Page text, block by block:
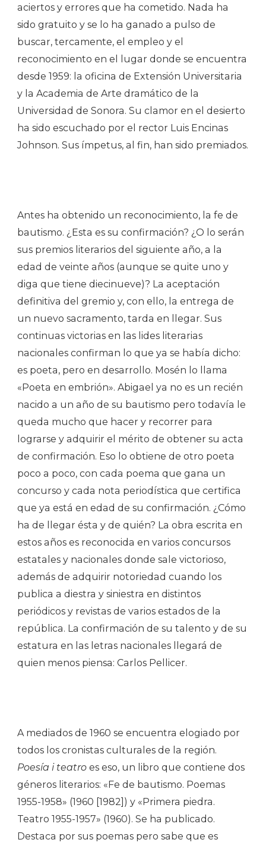
aciertos y errores que ha cometido. Nada ha
sido gratuito y se lo ha ganado a pulso de
buscar, tercamente, el empleo y el
reconocimiento en el lugar donde se encuentra
desde 1959: la oficina de Extensión Universitaria
y la Academia de Arte dramático de la
Universidad de Sonora. Su clamor en el desierto
ha sido escuchado por el rector Luis Encinas
Johnson. Sus ímpetus, al fin, han sido premiados.
Antes ha obtenido un reconocimiento, la fe de
bautismo. ¿Esta es su confirmación? ¿O lo serán
sus premios literarios del siguiente año, a la
edad de veinte años (aunque se quite uno y
diga que tiene diecinueve)? La aceptación
definitiva del gremio y, con ello, la entrega de
un nuevo sacramento, tarda en llegar. Sus
continuas victorias en las lides literarias
nacionales confirman lo que ya se había dicho:
es poeta, pero en desarrollo. Mosén lo llama
«Poeta en embrión». Abigael ya no es un recién
nacido a un año de su bautismo pero todavía le
queda mucho que hacer y recorrer para
lograrse y adquirir el mérito de obtener su acta
de confirmación. Eso lo obtiene de otro poeta
poco a poco, con cada poema que gana un
concurso y cada nota periodística que certifica
que ya está en edad de su confirmación. ¿Cómo
ha de llegar ésta y de quién? La obra escrita en
estos años es reconocida en varios concursos
estatales y nacionales donde sale victorioso,
además de adquirir notoriedad cuando los
publica a diestra y siniestra en distintos
periódicos y revistas de varios estados de la
república. La confirmación de su talento y de su
estatura en las letras nacionales llegará de
quien menos piensa: Carlos Pellicer.
A mediados de 1960 se encuentra elogiado por
todos los cronistas culturales de la región.
Poesía i teatro es eso, un libro que contiene dos
géneros literarios: «Fe de bautismo. Poemas
1955-1958» (1960 [1982]) y «Primera piedra.
Teatro 1955-1957» (1960). Se ha publicado.
Destaca por sus poemas pero sabe que es